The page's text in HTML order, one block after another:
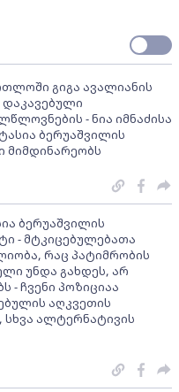
გიგა ავალიანის
დაკავებული
- ნია იმნაძისა
ბერუაშვილის
მიმდინარეობს
ბერუაშვილის
- მტკიცებულებათა
რაც პატიმრობის
უნდა გახდეს, არ
- ჩვენი პოზიციაა
აღკვეთის
სხვა ალტერნატივის